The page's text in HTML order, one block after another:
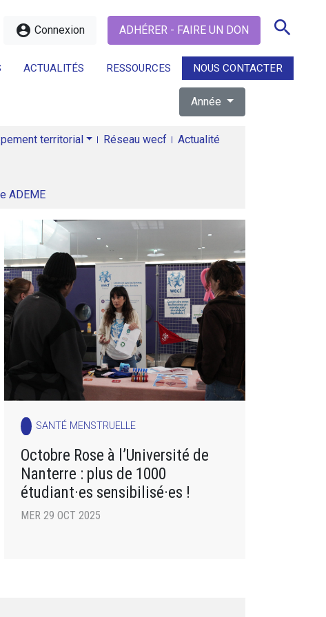
account_circle Connexion ADHÉRER - FAIRE UN DON search
ACTUALITÉS RESSOURCES NOUS CONTACTER
search
Année
territorial Réseau wecf Actualité
ADEME
SANTÉ MENSTRUELLE
Octobre Rose à l’Université de
Nanterre : plus de 1000
étudiant·es sensibilisé·es !
MER 29 OCT 2025